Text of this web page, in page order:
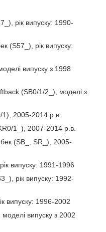
рік випуску: 1990-
(S57_), рік випуску:
випуску з 1998
(SB0/1/2_), моделі з
2005-2014 р.в.
1_), 2007-2014 р.в.
(SB_, SR_), 2005-
випуску: 1991-1996
рік випуску: 1992-
випуску: 1996-2002
випуску з 2002